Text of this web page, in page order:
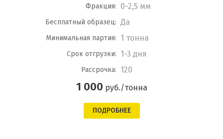
Фракция: 0-2,5 мм
Бесплатный образец: Да
Минимальная партия: 1 тонна
Срок отгрузки: 1-3 дня
Рассрочка: 120
1 000 руб./тонна
ПОДРОБНЕЕ